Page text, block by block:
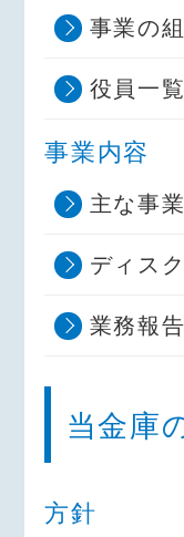
事業の
役員一覧
事業内容
主な事
ディス
業務報
当金庫
方針